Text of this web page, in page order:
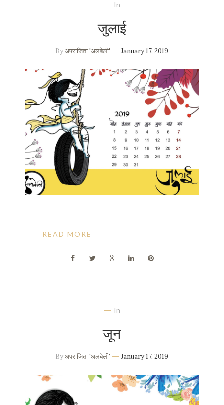
In
जुलाई
Byअपराजिता 'अलबेली' January 17, 2019
READ MORE
In
जून
Byअपराजिता 'अलबेली' January 17, 2019